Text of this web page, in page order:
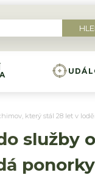
který stál 28 let v
služby
ponorky